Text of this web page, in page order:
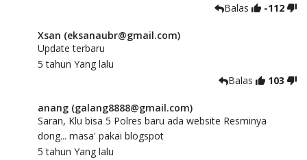
Balas
-112
Xsan (eksanaubr@gmail.com)
Update terbaru
5 tahun Yang lalu
Balas
103
anang (galang8888@gmail.com)
Saran, Klu bisa 5 Polres baru ada website Resminya
dong... masa' pakai blogspot
5 tahun Yang lalu